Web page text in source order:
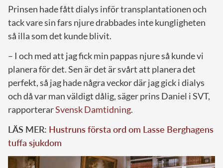
Prinsen hade fått dialys inför transplantationen och
tack vare sin fars njure drabbades inte kungligheten
så illa som det kunde blivit.
– I och med att jag fick min pappas njure så kunde vi
planera för det. Sen är det är svårt att planera det
perfekt, så jag hade några veckor där jag gick i dialys
och då var man väldigt dålig, säger prins Daniel i SVT,
rapporterarSvensk Damtidning.
LÄS MER: Hustruns första ord om Lasse Berghagens
tuffa sjukdom